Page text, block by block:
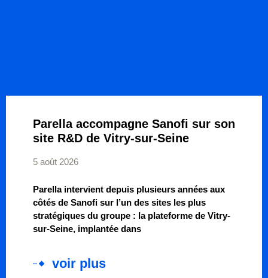
Parella accompagne Sanofi sur son
site R&D de Vitry-sur-Seine
5 août 2026
Parella intervient depuis plusieurs années aux
côtés de Sanofi sur l’un des sites les plus
stratégiques du groupe : la plateforme de Vitry-
sur-Seine, implantée dans
voir plus